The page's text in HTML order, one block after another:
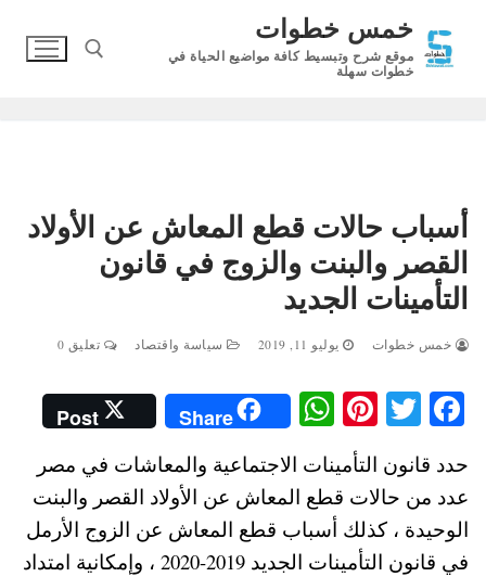
المحتوى
خمس خطوات
موقع شرح وتبسيط كافة مواضيع الحياة في
خطوات سهلة
أسباب حالات قطع المعاش عن الأولاد
القصر والبنت والزوج في قانون
التأمينات الجديد
خمس خطوات يوليو 11, 2019 سياسة واقتصاد تعليق 0
Fa
ce
bo
ok
T
wi
tte
r
Pi
nt
er
es
t
W
ha
ts
A
pp
Share
Post
حدد قانون التأمينات الاجتماعية والمعاشات في مصر
عدد من حالات قطع المعاش عن الأولاد القصر والبنت
الوحيدة ، كذلك أسباب قطع المعاش عن الزوج الأرمل
في قانون التأمينات الجديد 2019-2020 ، وإمكانية امتداد